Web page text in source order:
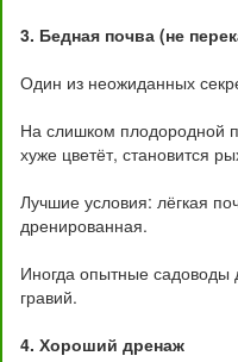
3. Бедная почва (не
Один из неожиданных
На слишком плодородной
хуже цветёт, становится
Лучшие условия: лёгкая
дренированная.
Иногда опытные садоводы
гравий.
4. Хороший дренаж